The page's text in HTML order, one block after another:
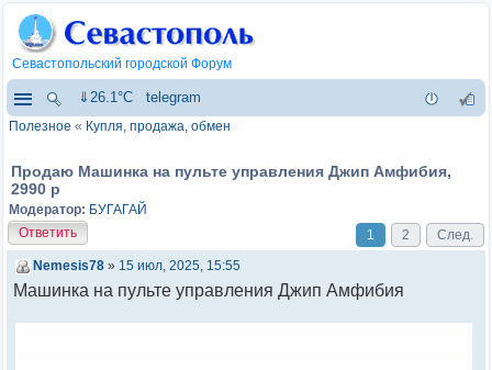
Севастопольский городской Форум
⇓26.1°C telegram
Полезное « Купля, продажа, обмен
Продаю Машинка на пульте управления Джип Амфибия,
2990 р
Модератор: БУГАГАЙ
Ответить
1 2 След.
Nemesis78 » 15 июл, 2025, 15:55
Maшинкa на пульте упpавления Джип Амфибия